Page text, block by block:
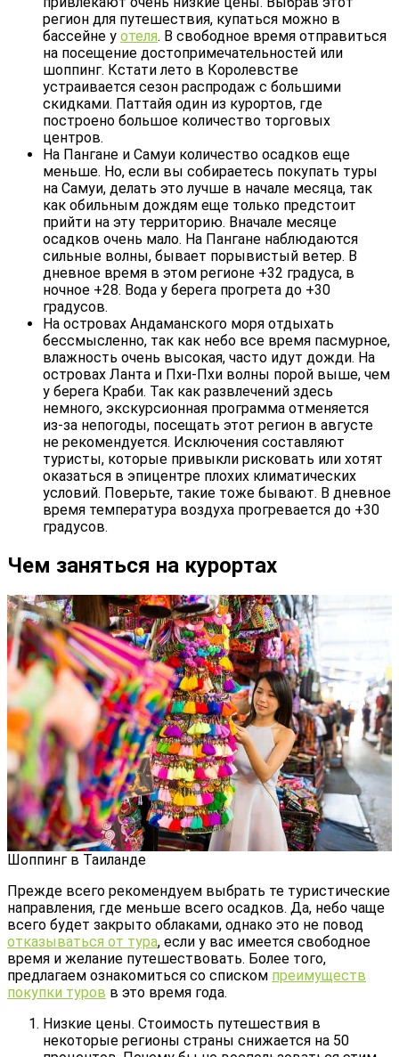
регион для путешествия, купаться можно в
бассейне у отеля. В свободное время отправиться
на посещение достопримечательностей или
шоппинг. Кстати лето в Королевстве
устраивается сезон распродаж с большими
скидками. Паттайя один из курортов, где
построено большое количество торговых
центров.
На Пангане и Самуи количество осадков еще
меньше. Но, если вы собираетесь покупать туры
на Самуи, делать это лучше в начале месяца, так
как обильным дождям еще только предстоит
прийти на эту территорию. Вначале месяце
осадков очень мало. На Пангане наблюдаются
сильные волны, бывает порывистый ветер. В
дневное время в этом регионе +32 градуса, в
ночное +28. Вода у берега прогрета до +30
градусов.
На островах Андаманского моря отдыхать
бессмысленно, так как небо все время пасмурное,
влажность очень высокая, часто идут дожди. На
островах Ланта и Пхи-Пхи волны порой выше, чем
у берега Краби. Так как развлечений здесь
немного, экскурсионная программа отменяется
из-за непогоды, посещать этот регион в августе
не рекомендуется. Исключения составляют
туристы, которые привыкли рисковать или хотят
оказаться в эпицентре плохих климатических
условий. Поверьте, такие тоже бывают. В дневное
время температура воздуха прогревается до +30
градусов.
Чем заняться на курортах
Шоппинг в Таиланде
Прежде всего рекомендуем выбрать те туристические
направления, где меньше всего осадков. Да, небо чаще
всего будет закрыто облаками, однако это не повод
отказываться от тура, если у вас имеется свободное
время и желание путешествовать. Более того,
предлагаем ознакомиться со списком преимуществ
покупки туров в это время года.
Низкие цены. Стоимость путешествия в
некоторые регионы страны снижается на 50